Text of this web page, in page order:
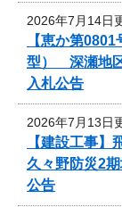
2026年7月14日
【恵か第
型） 深瀬地
入札公告
2026年7月13日
【建設工事
久々野防災2
公告